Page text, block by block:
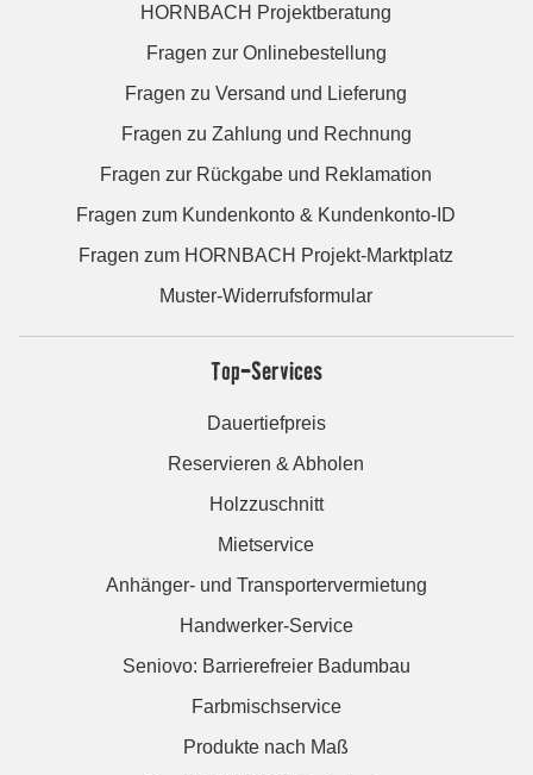
HORNBACH Projektberatung
Fragen zur Onlinebestellung
Fragen zu Versand und Lieferung
Fragen zu Zahlung und Rechnung
Fragen zur Rückgabe und Reklamation
Fragen zum Kundenkonto & Kundenkonto-ID
Fragen zum HORNBACH Projekt-Marktplatz
Muster-Widerrufsformular
Top-Services
Dauertiefpreis
Reservieren & Abholen
Holzzuschnitt
Mietservice
Anhänger- und Transportervermietung
Handwerker-Service
Seniovo: Barrierefreier Badumbau
Farbmischservice
Produkte nach Maß